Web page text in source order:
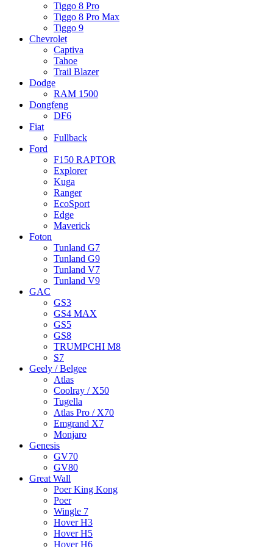
Tiggo 8 Pro
Tiggo 8 Pro Max
Tiggo 9
Chevrolet
Captiva
Tahoe
Trail Blazer
Dodge
RAM 1500
Dongfeng
DF6
Fiat
Fullback
Ford
F150 RAPTOR
Explorer
Kuga
Ranger
EcoSport
Edge
Maverick
Foton
Tunland G7
Tunland G9
Tunland V7
Tunland V9
GAC
GS3
GS4 MAX
GS5
GS8
TRUMPCHI M8
S7
Geely / Belgee
Atlas
Coolray / X50
Tugella
Atlas Pro / X70
Emgrand X7
Monjaro
Genesis
GV70
GV80
Great Wall
Poer King Kong
Poer
Wingle 7
Hover H3
Hover H5
Hover H6